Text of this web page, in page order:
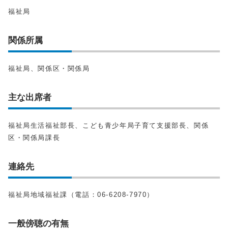
福祉局
関係所属
福祉局、関係区・関係局
主な出席者
福祉局生活福祉部長、こども青少年局子育て支援部長、関係
区・関係局課長
連絡先
福祉局地域福祉課（電話：06-6208-7970）
一般傍聴の有無